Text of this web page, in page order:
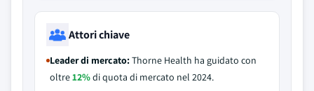
Attori chiave
Leader di mercato:Thorne Health ha guidato con
oltre12%di quota di mercato nel 2024.